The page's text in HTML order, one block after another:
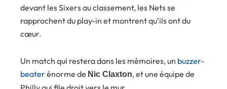
devant les Sixers au classement, les Nets se
rapprochent du play-in et montrent qu’ils ont du
cœur.
Un match qui restera dans les mémoires, un buzzer-
beaterénorme de Nic Claxton, et une équipe de